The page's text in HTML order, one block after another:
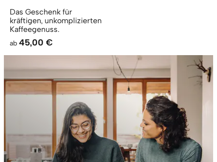
Das Geschenk für
kräftigen, unkomplizierten
Kaffeegenuss.
ab 45,00 €